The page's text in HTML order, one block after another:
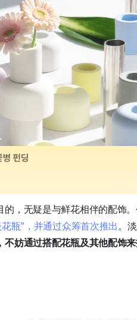
的，无疑是与鲜花相伴的配饰
瓶”，并通过众筹首次推出 。
妨通过搭配花瓶及其他配饰来